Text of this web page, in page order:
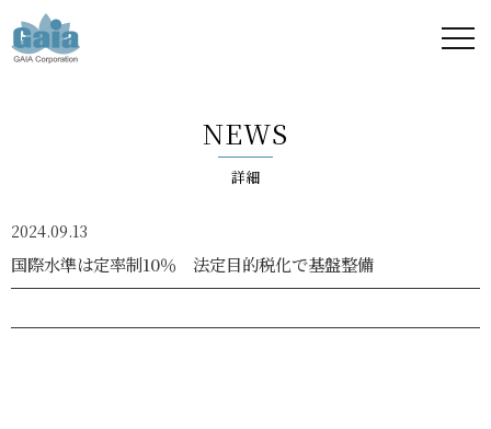
ア -
GAIA
Corporation
NEWS
詳細
2024.09.13
国際水準は定率制10％ 法定目的税化で基盤整備